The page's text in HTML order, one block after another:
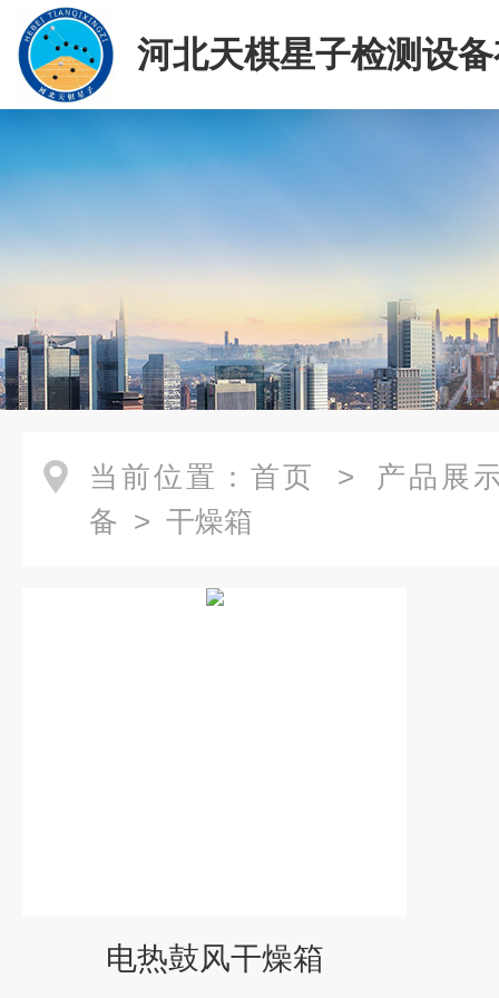
河北天棋星子检测设
司
当前位置： 首页 > 产品展
备 > 干燥箱
电热鼓风干燥箱